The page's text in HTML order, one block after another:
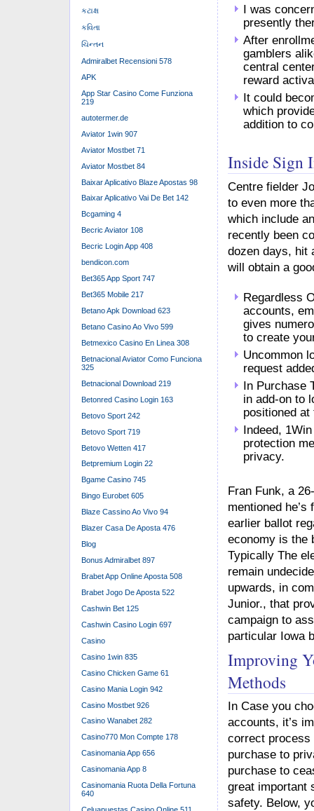
I was
presently
After
gamblers
central
reward
It could
which
addition to
Inside Sign
Centre fielder
to even more
which include
recently been
dozen days, hit
will obtain a
Regardless
accounts,
gives
to create
Uncommon
request
In Purchase
in add-on to
positioned
Indeed,
protection
privacy.
Fran Funk, a
mentioned
earlier ballot
economy is the
Typically The
remain
upwards, in
Junior., that
campaign to
particular Iowa
Improving
Methods
In Case you
accounts, it’s
correct process
purchase to
purchase to
great important
safety. Below,
કટાક્ષ
કવિતા
ચિન્તન
Admiralbet Recensioni 578
APK
App Star Casino Come Funziona
219
autotermer.de
Aviator 1win 907
Aviator Mostbet 71
Aviator Mostbet 84
Baixar Aplicativo Blaze Apostas 98
Baixar Aplicativo Vai De Bet 142
Bcgaming 4
Becric Aviator 108
Becric Login App 408
bendicon.com
Bet365 App Sport 747
Bet365 Mobile 217
Betano Apk Download 623
Betano Casino Ao Vivo 599
Betmexico Casino En Linea 308
Betnacional Aviator Como Funciona
325
Betnacional Download 219
Betonred Casino Login 163
Betovo Sport 242
Betovo Sport 719
Betovo Wetten 417
Betpremium Login 22
Bgame Casino 745
Bingo Eurobet 605
Blaze Cassino Ao Vivo 94
Blazer Casa De Aposta 476
Blog
Bonus Admiralbet 897
Brabet App Online Aposta 508
Brabet Jogo De Aposta 522
Cashwin Bet 125
Cashwin Casino Login 697
Casino
Casino 1win 835
Casino Chicken Game 61
Casino Mania Login 942
Casino Mostbet 926
Casino Wanabet 282
Casino770 Mon Compte 178
Casinomania App 656
Casinomania App 8
Casinomania Ruota Della Fortuna
640